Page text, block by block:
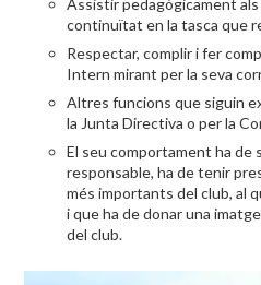
Assistir pedagògicament
continuïtat en la tasca que
Respectar, complir i fer
Intern mirant per la seva
Altres funcions que siguin
la Junta Directiva o per la
El seu comportament ha de
responsable, ha de tenir
més importants del club, al
i que ha de donar una
del club.